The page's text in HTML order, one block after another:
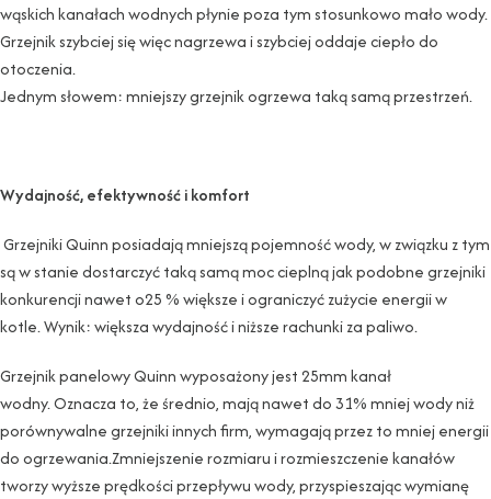
wąskich kanałach wodnych płynie poza tym stosunkowo mało wody.
Grzejnik szybciej się więc nagrzewa i szybciej oddaje ciepło do
otoczenia.
Jednym słowem: mniejszy grzejnik ogrzewa taką samą przestrzeń.
Wydajność, efektywność i komfort
Grzejniki Quinn posiadają mniejszą pojemność wody, w związku z tym
są w stanie dostarczyć taką samą moc cieplną jak podobne grzejniki
konkurencji nawet o25 % większe i ograniczyć zużycie energii w
kotle. Wynik: większa wydajność i niższe rachunki za paliwo.
Grzejnik panelowy Quinn wyposażony jest 25mm kanał
wodny. Oznacza to, że średnio, mają nawet do 31% mniej wody niż
porównywalne grzejniki innych firm, wymagają przez to mniej energii
do ogrzewania.Zmniejszenie rozmiaru i rozmieszczenie kanałów
tworzy wyższe prędkości przepływu wody, przyspieszając wymianę